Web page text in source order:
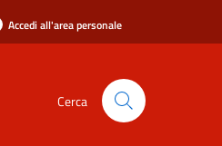
Accedi all'area personale
Cerca